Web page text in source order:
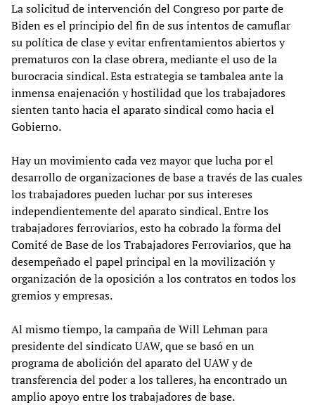
La solicitud de intervención del Congreso por parte de
Biden es el principio del fin de sus intentos de camuflar
su política de clase y evitar enfrentamientos abiertos y
prematuros con la clase obrera, mediante el uso de la
burocracia sindical. Esta estrategia se tambalea ante la
inmensa enajenación y hostilidad que los trabajadores
sienten tanto hacia el aparato sindical como hacia el
Gobierno.
Hay un movimiento cada vez mayor que lucha por el
desarrollo de organizaciones de base a través de las cuales
los trabajadores pueden luchar por sus intereses
independientemente del aparato sindical. Entre los
trabajadores ferroviarios, esto ha cobrado la forma del
Comité de Base de los Trabajadores Ferroviarios, que ha
desempeñado el papel principal en la movilización y
organización de la oposición a los contratos en todos los
gremios y empresas.
Al mismo tiempo, la campaña de Will Lehman para
presidente del sindicato UAW, que se basó en un
programa de abolición del aparato del UAW y de
transferencia del poder a los talleres, ha encontrado un
amplio apoyo entre los trabajadores de base.